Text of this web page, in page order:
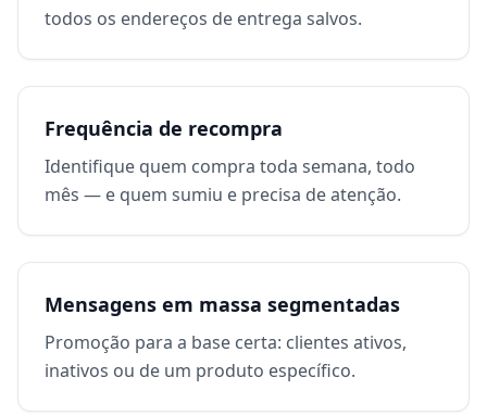
todos os endereços de entrega salvos.
Frequência de recompra
Identifique quem compra toda semana, todo
mês — e quem sumiu e precisa de atenção.
Mensagens em massa segmentadas
Promoção para a base certa: clientes ativos,
inativos ou de um produto específico.